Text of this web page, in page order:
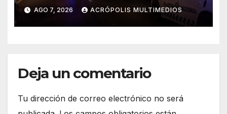
AGO 7, 2026 ACRÓPOLIS MULTIMEDIOS
Deja un comentario
Tu dirección de correo electrónico no será